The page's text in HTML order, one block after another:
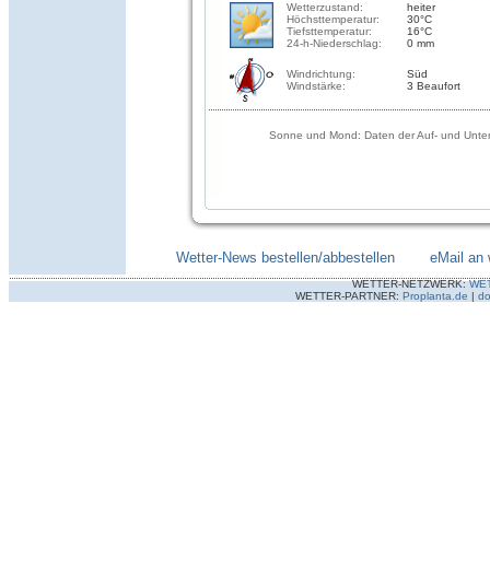
Wetterzustand:
Höchsttemperatur:
Tiefsttemperatur:
24-h-Niederschlag:
heiter
30°C
16°C
0 mm
Windrichtung:
Windstärke:
Süd
3 Beaufort
Sonne und Mond: Daten der Auf- und
Wetter-News bestellen/abbestellen eMail an
WETTER-NETZWERK:
WETTER-PARTNER: Proplanta.de |